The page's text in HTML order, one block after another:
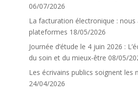
06/07/2026
La facturation électronique : nous
plateformes 18/05/2026
Journée d’étude le 4 juin 2026 :
du soin et du mieux-être 08/05/
Les écrivains publics soignent les
24/04/2026